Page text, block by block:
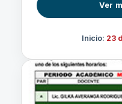
Ver
Inicio: 23